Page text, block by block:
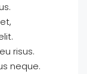
risus.
neque.